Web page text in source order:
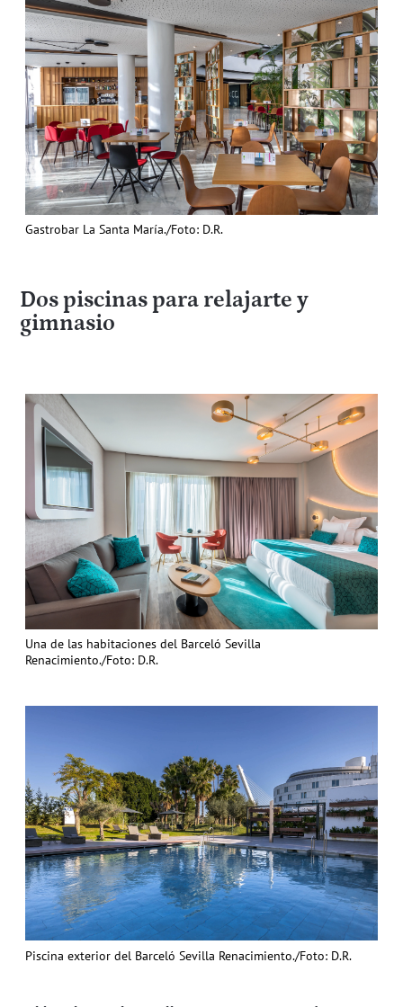
Gastrobar La Santa María./Foto: D.R.
Dos piscinas para relajarte y
gimnasio
Una de las habitaciones del Barceló Sevilla
Renacimiento./Foto: D.R.
Piscina exterior del Barceló Sevilla Renacimiento./Foto: D.R.